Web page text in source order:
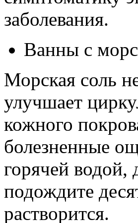
заболевания.
Ванны с
Морская соль
улучшает
кожного
болезненные
горячей водой,
подождите
растворится.